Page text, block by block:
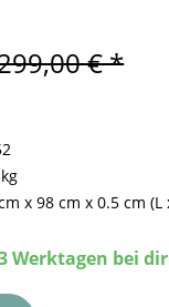
€ *
x98 cm x0.5 cm (L
Werktagen bei